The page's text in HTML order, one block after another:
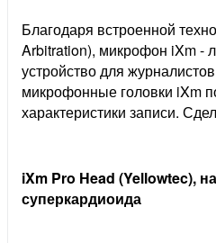
Благодаря встроенной
Arbitration), микрофон iXm -
устройство для
микрофонные головки iXm
характеристики записи.
iXm Pro Head (Yellowtec),
суперкардиоида